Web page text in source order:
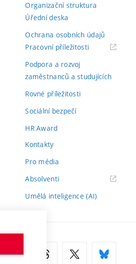
Organizační struktura
Úřední deska
Ochrana osobních údajů
Pracovní příležitosti(externí
Podpora a rozvoj
zaměstnanců a studujících
Rovné příležitosti
Sociální bezpečí
HR Award
Kontakty
Pro média
Absolventi(externí
Umělá inteligence (AI)